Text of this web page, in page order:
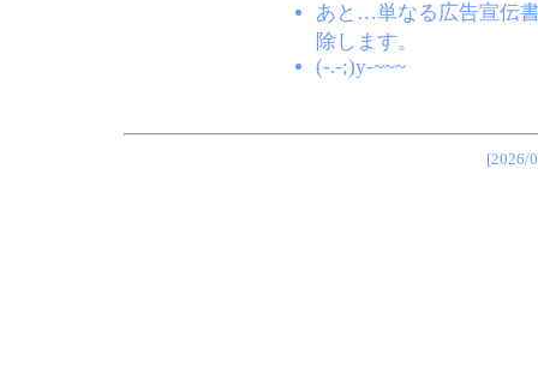
あと…単なる広告宣伝
除します。
(-.-;)y-~~~
[2026/